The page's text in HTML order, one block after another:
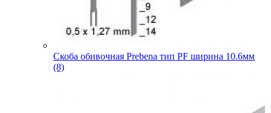
Скоба обивочная Prebena тип PF ширина 10.6мм
(8)